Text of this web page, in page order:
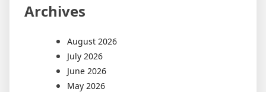
Archives
August 2026
July 2026
June 2026
May 2026